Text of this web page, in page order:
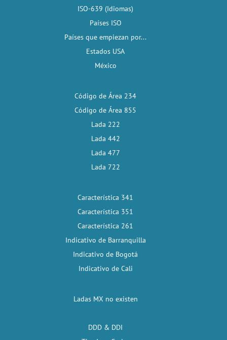
ISO-639 (Idiomas)
Países ISO
Países que empiezan por...
Estados USA
México
Código de Área 234
Código de Área 855
Lada 222
Lada 442
Lada 477
Lada 722
Característica 341
Característica 351
Característica 261
Indicativo de Barranquilla
Indicativo de Bogotá
Indicativo de Cali
Ladas MX no existen
DDD & DDI